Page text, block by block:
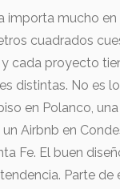
importa mucho
cuadrados
cada proyecto
distintas. No es
en Polanco,
un Airbnb en
Fe. El buen
Parte de